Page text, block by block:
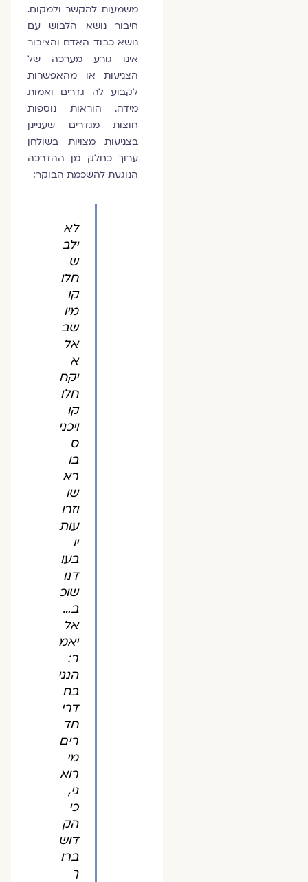
משמעות להקשר ולמקום.
חיבור נושא הלבוש עם
נושא כבוד האדם והציבור
אינו גורע מערכה של
הצניעות או מהאפשרות
לקבוע לה גדרים ואמות
מידה. הוראות נוספות
חוצות מגדרים שעניינן
בצניעות מצויות בשולחן
ערוך כחלק מן ההדרכה
הנוגעת להשכמת הבוקר:
לא
ילב
ש
חלו
קו
מיו
שב
אל
א
יקח
חלו
קו
ויכני
ס
בו
רא
שו
וזרו
עות
בעו
דנו
שוכ
ב…
אל
יאמ
ר:
הנני
בח
דרי
חד
רים
מי
רוא
ני,
כי
הק
דוש
ברו
ך